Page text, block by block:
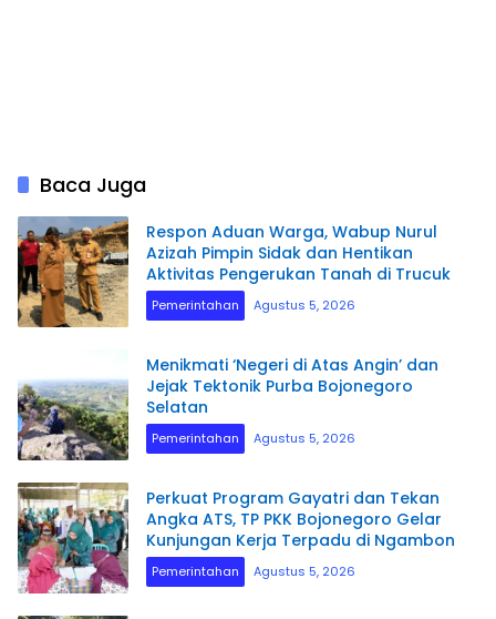
Baca Juga
Respon Aduan Warga, Wabup Nurul
Azizah Pimpin Sidak dan Hentikan
Aktivitas Pengerukan Tanah di Trucuk
Pemerintahan Agustus 5, 2026
Menikmati ‘Negeri di Atas Angin’ dan
Jejak Tektonik Purba Bojonegoro
Selatan
Pemerintahan Agustus 5, 2026
Perkuat Program Gayatri dan Tekan
Angka ATS, TP PKK Bojonegoro Gelar
Kunjungan Kerja Terpadu di Ngambon
Pemerintahan Agustus 5, 2026